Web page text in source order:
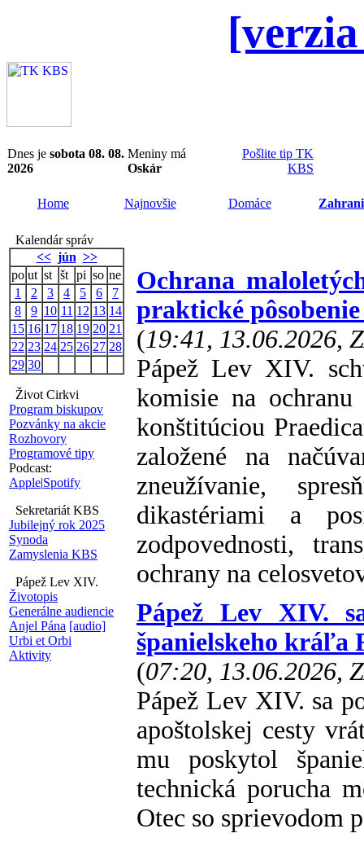
Dnes je sobota 08. 08.
2026
Meniny má
Oskár
Pošlite tip TK
KBS
Home Najnovšie Domáce
Kalendár správ
<< jún >>
po ut st št pi so ne
1
2 3 4 5 6
7
8
9 10 11 12 13 14
15 16 17 18 19 20 21
22 23 24 25 26 27 28
29 30
Život Cirkvi
Program biskupov
Pozvánky na akcie
Rozhovory
Programové tipy
Podcast:
Apple|Spotify
Sekretariát KBS
Jubilejný rok 2025
Synoda
Zamyslenia KBS
Pápež Lev XIV.
Životopis
Generálne audiencie
Anjel Pána [audio]
Urbi et Orbi
Aktivity
Ochrana
praktické
(19:41, 13.06.2026,
Pápež Lev XIV.
komisie na ochranu
konštitúciou
založené na
zneužívanie,
dikastériami a
zodpovednosti,
ochrany na
Pápež Lev XIV.
španielskeho kráľa
(07:20, 13.06.2026,
Pápež Lev XIV. sa
apoštolskej cesty
mu poskytol
technická porucha
Otec so sprievodom